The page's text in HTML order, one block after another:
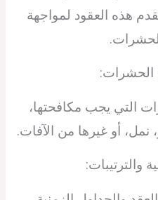
هذه العقود لمواجهة
الحشرات:
التي يجب مكافحتها،
أو غيرها من الآفات.
والترتيبات: